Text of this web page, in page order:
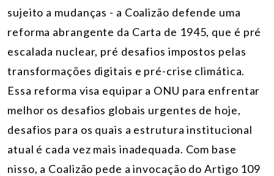
sujeito a mudanças - a Coalizão defende uma
reforma abrangente da Carta de 1945, que é pré
escalada nuclear, pré desafios impostos pelas
transformações digitais e pré-crise climática.
Essa reforma visa equipar a ONU para enfrentar
melhor os desafios globais urgentes de hoje,
desafios para os quais a estrutura institucional
atual é cada vez mais inadequada. Com base
nisso, a Coalizão pede a invocação do Artigo 109